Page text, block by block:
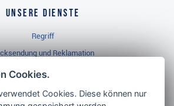
Unsere Dienste
Regriff
und Reklamation
Widerrufsbelehrung
Cookies.
Cookies. Diese können nur